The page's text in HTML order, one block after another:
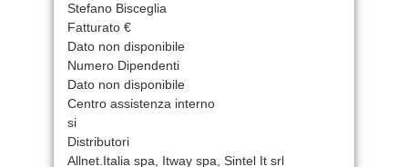
Stefano Bisceglia
Fatturato €
Dato non disponibile
Numero Dipendenti
Dato non disponibile
Centro assistenza interno
si
Distributori
Allnet.Italia spa, Itway spa, Sintel It srl